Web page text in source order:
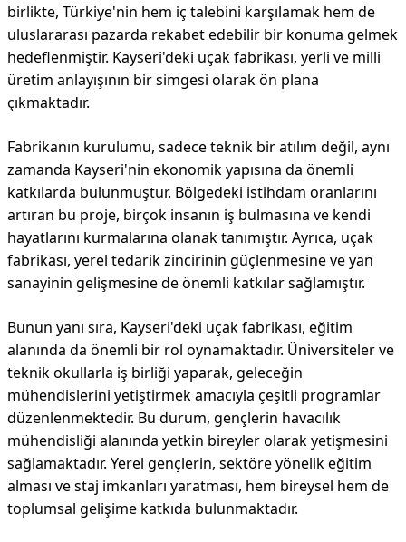
birlikte, Türkiye'nin hem iç talebini karşılamak hem de
uluslararası pazarda rekabet edebilir bir konuma gelmek
hedeflenmiştir. Kayseri'deki uçak fabrikası, yerli ve milli
üretim anlayışının bir simgesi olarak ön plana
çıkmaktadır.
Fabrikanın kurulumu, sadece teknik bir atılım değil, aynı
zamanda Kayseri'nin ekonomik yapısına da önemli
katkılarda bulunmuştur. Bölgedeki istihdam oranlarını
artıran bu proje, birçok insanın iş bulmasına ve kendi
hayatlarını kurmalarına olanak tanımıştır. Ayrıca, uçak
fabrikası, yerel tedarik zincirinin güçlenmesine ve yan
sanayinin gelişmesine de önemli katkılar sağlamıştır.
Bunun yanı sıra, Kayseri'deki uçak fabrikası, eğitim
alanında da önemli bir rol oynamaktadır. Üniversiteler ve
teknik okullarla iş birliği yaparak, geleceğin
mühendislerini yetiştirmek amacıyla çeşitli programlar
düzenlenmektedir. Bu durum, gençlerin havacılık
mühendisliği alanında yetkin bireyler olarak yetişmesini
sağlamaktadır. Yerel gençlerin, sektöre yönelik eğitim
alması ve staj imkanları yaratması, hem bireysel hem de
toplumsal gelişime katkıda bulunmaktadır.